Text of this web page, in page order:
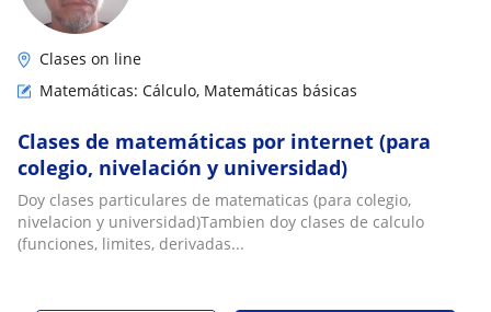
Clases on line
Matemáticas: Cálculo, Matemáticas básicas
Clases de matemáticas por internet (para
colegio, nivelación y universidad)
Doy clases particulares de matematicas (para colegio,
nivelacion y universidad)Tambien doy clases de calculo
(funciones, limites, derivadas...